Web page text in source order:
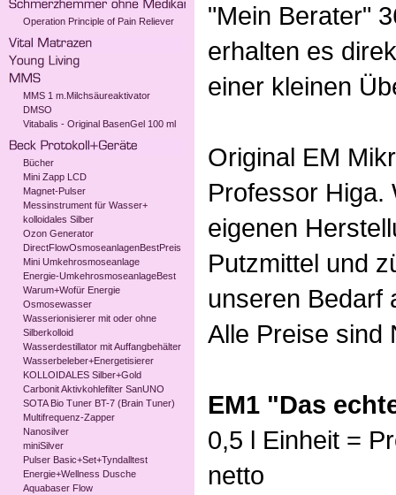
Operation Principle of Pain Reliever
MMS 1 m.Milchsäureaktivator
DMSO
Vitabalis - Original BasenGel 100 ml
Bücher
Mini Zapp LCD
Magnet-Pulser
Messinstrument für Wasser+
kolloidales Silber
Ozon Generator
DirectFlowOsmoseanlagenBestPreis
Mini Umkehrosmoseanlage
Energie-UmkehrosmoseanlageBest
Warum+Wofür Energie
Osmosewasser
Wasserionisierer mit oder ohne
Silberkolloid
Wasserdestillator mit Auffangbehälter
Wasserbeleber+Energetisierer
KOLLOIDALES Silber+Gold
Carbonit Aktivkohlefilter SanUNO
SOTA Bio Tuner BT-7 (Brain Tuner)
Multifrequenz-Zapper
Nanosilver
miniSilver
Pulser Basic+Set+Tyndalltest
Energie+Wellness Dusche
Aquabaser Flow
"Mein Berater"
erhalten es
einer kleinen
Original EM
Professor Higa.
eigenen
Putzmittel und
unseren Bedarf
Alle Preise sind
EM1 "Das
0,5 l Einheit =
netto